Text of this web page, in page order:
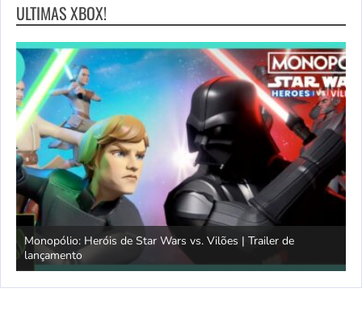
ULTIMAS XBOX!
Monopólio: Heróis de Star Wars vs. Vilões | Trailer de
lançamento